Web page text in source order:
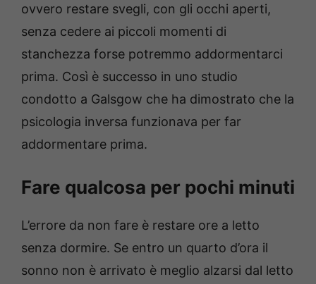
ovvero restare svegli, con gli occhi aperti,
senza cedere ai piccoli momenti di
stanchezza forse potremmo addormentarci
prima. Così è successo in uno studio
condotto a Galsgow che ha dimostrato che la
psicologia inversa funzionava per far
addormentare prima.
Fare qualcosa per pochi minuti
L’errore da non fare è restare ore a letto
senza dormire. Se entro un quarto d’ora il
sonno non è arrivato è meglio alzarsi dal letto